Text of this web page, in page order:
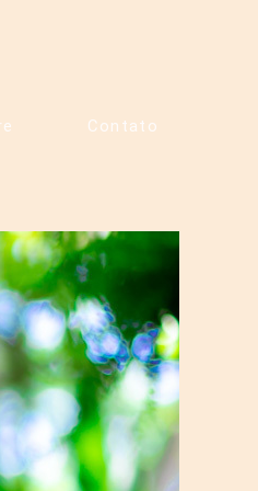
Contato